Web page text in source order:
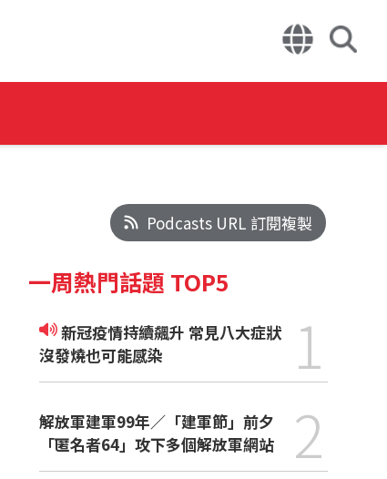
Podcasts URL 訂閱複製
一周熱門話題 TOP5
新冠疫情持續飆升 常見八大症狀
沒發燒也可能感染
1
解放軍建軍99年／「建軍節」前夕
「匿名者64」攻下多個解放軍網站
2